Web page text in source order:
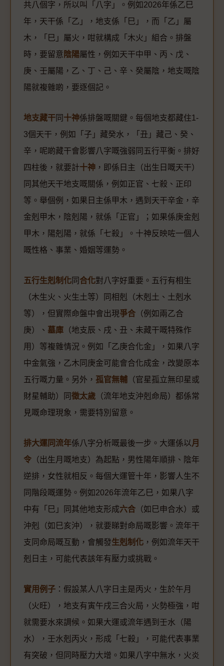
共八個字，所以叫「八字」。例如2026年係乙巳
年，天干係「乙」，地支係「巳」，而「乙」屬
木，「巳」屬火，咁就構成「木火」組合。排盤
時，要留意 陰陽屬性，例如天干中甲、丙、戊、
庚、壬屬陽，乙、丁、己、辛、癸屬陰，地支嘅陰
陽就複雜啲，要逐個記。
地支藏干 同 十神係排盤嘅關鍵。每個地支都藏住1-
3個天干，例如「子」藏癸水，「丑」藏己、癸、
辛，呢啲藏干會影響八字嘅強弱同五行平衡。排好
四柱後，就要計十神 ，即係日主（出生日嘅天干）
同其他天干地支嘅關係，例如正官、七殺、正印
等。舉個例，如果日主係甲木，遇到天干辛金，辛
金剋甲木，陰剋陽，就係「正官」；如果係庚金剋
甲木，陽剋陽，就係「七殺」。十神反映咗一個人
嘅性格、事業、婚姻等運勢。
五行生剋制化 同 合化對八字好重要。五行有相生
（木生火、火生土等）同相剋（木剋土、土剋水
等），但實際命盤中會出現爭合 （例如兩乙合
庚）、 墓庫 （地支辰、戌、丑、未藏干嘅特殊作
用）等複雜情況。例如「乙庚合化金」，如果八字
中金氣強，乙木同庚金可能會合化成金，改變原本
五行嘅力量。另外， 孤官無輔 （官星孤立無印星或
財星輔助）同 徵太歲 （流年地支沖剋命局）都係常
見嘅命理現象，需要特別留意。
排大運同流年係八字分析嘅最後一步。大運係以月
令 （出生月嘅地支）為起點，男性陽年順排、陰年
逆排，女性就相反。每個大運管十年，影響人生不
同階段嘅運勢。例如2026年流年乙巳，如果八字
中有「巳」同其他地支形成六合 （如巳申合水）或
沖剋（如巳亥沖），就要睇對命局嘅影響。流年干
支同命局嘅互動，會觸發生剋制化 ，例如流年天干
剋日主，可能代表該年有壓力或挑戰。
實用例子 ：假設某人八字日主是丙火，生於午月
（火旺），地支有寅午戌三合火局，火勢極強，咁
就需要水來調候。如果大運或流年遇到壬水（陽
水），壬水剋丙火，形成「七殺」，可能代表事業
有突破，但同時壓力大增。如果八字中無水，火炎